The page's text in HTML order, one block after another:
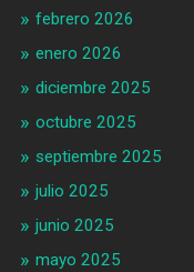
febrero 2026
enero 2026
diciembre 2025
octubre 2025
septiembre 2025
julio 2025
junio 2025
mayo 2025